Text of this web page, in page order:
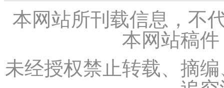
本网站所刊载信息，不
本网站稿
未经授权禁止转载、摘